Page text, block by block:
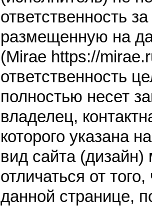
ответственность
размещенную на
(Mirae https://
ответственность
полностью несет
владелец,
которого указана
вид сайта (дизайн)
отличаться от
данной странице,